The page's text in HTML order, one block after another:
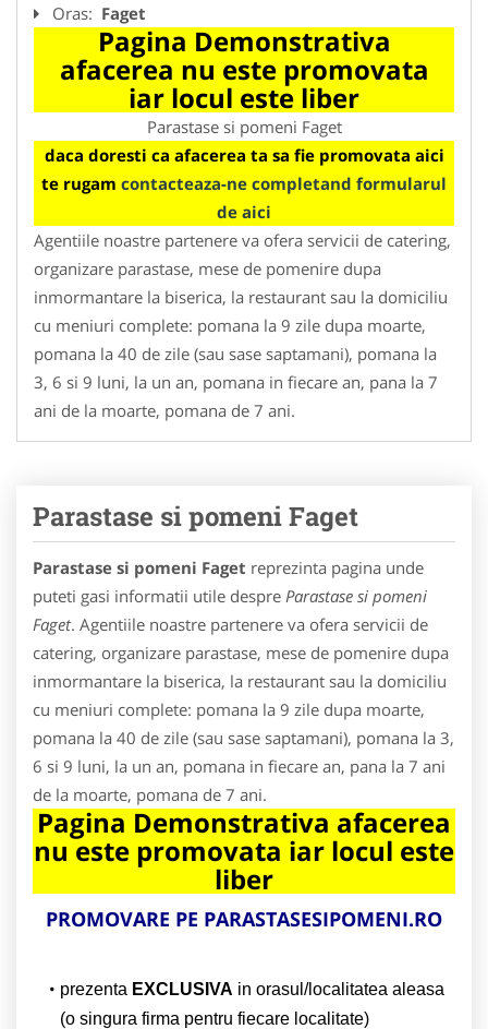
Oras: Faget
Pagina Demonstrativa
afacerea nu este promovata
iar locul este liber
Parastase si pomeni Faget
daca doresti ca afacerea ta sa fie promovata aici
te rugam contacteaza-ne completand formularul
de aici
Agentiile noastre partenere va ofera servicii de catering,
organizare parastase, mese de pomenire dupa
inmormantare la biserica, la restaurant sau la domiciliu
cu meniuri complete: pomana la 9 zile dupa moarte,
pomana la 40 de zile (sau sase saptamani), pomana la
3, 6 si 9 luni, la un an, pomana in fiecare an, pana la 7
ani de la moarte, pomana de 7 ani.
Parastase si pomeni Faget
Parastase si pomeni Faget reprezinta pagina unde
puteti gasi informatii utile despre Parastase si pomeni
Faget. Agentiile noastre partenere va ofera servicii de
catering, organizare parastase, mese de pomenire dupa
inmormantare la biserica, la restaurant sau la domiciliu
cu meniuri complete: pomana la 9 zile dupa moarte,
pomana la 40 de zile (sau sase saptamani), pomana la 3,
6 si 9 luni, la un an, pomana in fiecare an, pana la 7 ani
de la moarte, pomana de 7 ani.
Pagina Demonstrativa afacerea
nu este promovata iar locul este
liber
PROMOVARE PE PARASTASESIPOMENI.RO
prezenta EXCLUSIVA in orasul/localitatea aleasa
(o singura firma pentru fiecare localitate)